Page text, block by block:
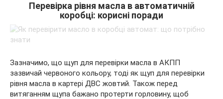
Перевірка рівня масла в автоматичній
коробці: корисні поради
Зазначимо, що щуп для перевірки масла в АКПП
зазвичай червоного кольору, тоді як щуп для перевірки
рівня масла в картері ДВС жовтий. Також перед
витяганням щупа бажано протерти горловину, щоб